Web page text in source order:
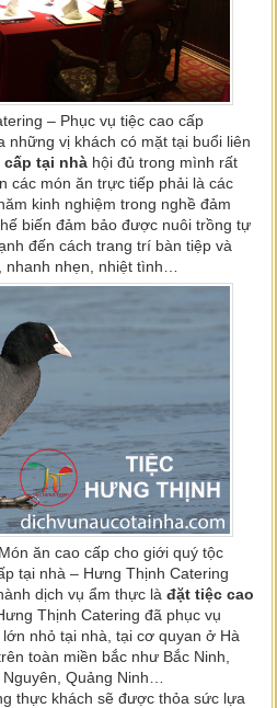
– Phục vụ tiệc cao cấp
những vị khách có mặt tại buổi liên
cấp tại nhà hội đủ trong mình rất
các món ăn trực tiếp phải là các
kinh nghiệm trong nghề đảm
biến đảm bảo được nuôi trồng tự
đến cách trang trí bàn tiệp và
nhanh nhẹn, nhiệt tình…
ăn cao cấp cho giới quý tộc
tại nhà – Hưng Thịnh Catering
dịch vụ ẩm thực là đặt tiệc cao
Thịnh Catering đã phục vụ
nhỏ tại nhà, tại cơ quyan ở Hà
toàn miền bắc như Bắc Ninh,
Quảng Ninh…
thực khách sẽ được thỏa sức lựa